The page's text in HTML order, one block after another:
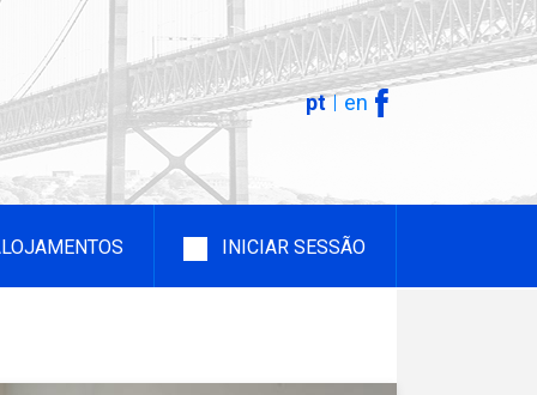
pt en
INICIAR SESSÃO